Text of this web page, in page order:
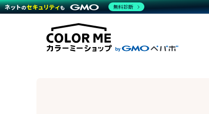
商材一覧を見る
機能一覧を見る
料金
プラン・料金一覧を見る
事例
運営サポート
サポート一覧を見る
無料診断